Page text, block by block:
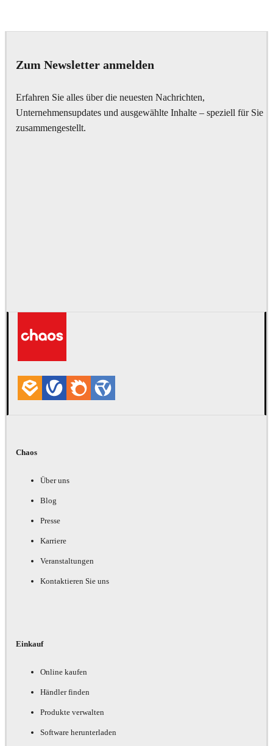
Zum Newsletter anmelden
Erfahren Sie alles über die neuesten Nachrichten,
Unternehmensupdates und ausgewählte Inhalte – speziell für Sie
zusammengestellt.
Chaos
Über uns
Blog
Presse
Karriere
Veranstaltungen
Kontaktieren Sie uns
Einkauf
Online kaufen
Händler finden
Produkte verwalten
Software herunterladen